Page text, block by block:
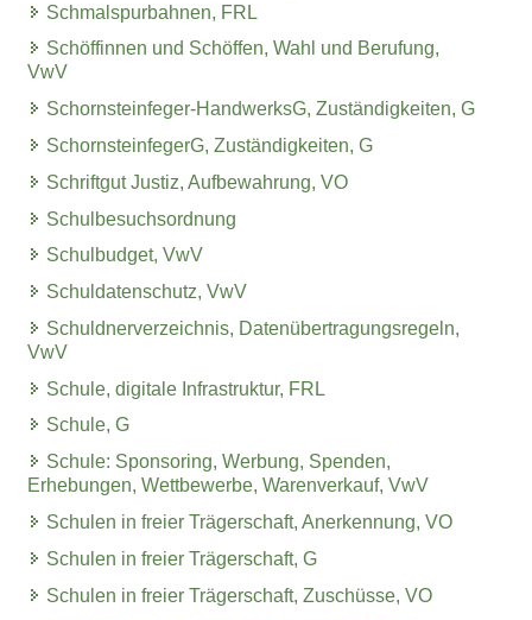
Schmalspurbahnen, FRL
Schöffinnen und Schöffen, Wahl und Berufung,
VwV
Schornsteinfeger-HandwerksG, Zuständigkeiten, G
SchornsteinfegerG, Zuständigkeiten, G
Schriftgut Justiz, Aufbewahrung, VO
Schulbesuchsordnung
Schulbudget, VwV
Schuldatenschutz, VwV
Schuldnerverzeichnis, Datenübertragungsregeln,
VwV
Schule, digitale Infrastruktur, FRL
Schule, G
Schule: Sponsoring, Werbung, Spenden,
Erhebungen, Wettbewerbe, Warenverkauf, VwV
Schulen in freier Trägerschaft, Anerkennung, VO
Schulen in freier Trägerschaft, G
Schulen in freier Trägerschaft, Zuschüsse, VO